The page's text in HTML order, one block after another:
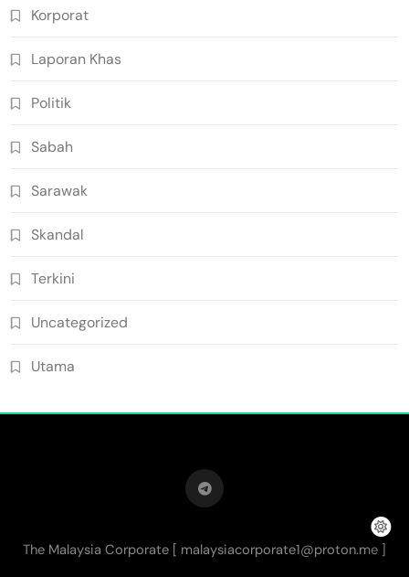
Korporat
Laporan Khas
Politik
Sabah
Sarawak
Skandal
Terkini
Uncategorized
Utama
The Malaysia Corporate [ malaysiacorporate1@proton.me ]